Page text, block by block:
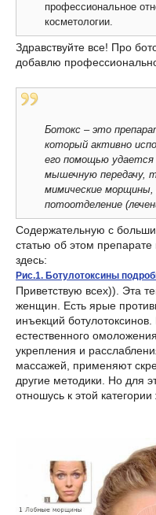
профессиональное
косметологии.
Здравствуйте все! Про
добавлю
Ботокс – это
который активно
его помощью удается
мышечную передачу,
мимические морщины,
потоотделение
Содержательную с
статью об этом
здесь:
Рис.1. Ботулотоксины
Приветствую всех)). Эта
женщин. Есть ярые
инъекций
естественного
укрепления и
массажей, применяют
другие методики. Но для
отношусь к этой